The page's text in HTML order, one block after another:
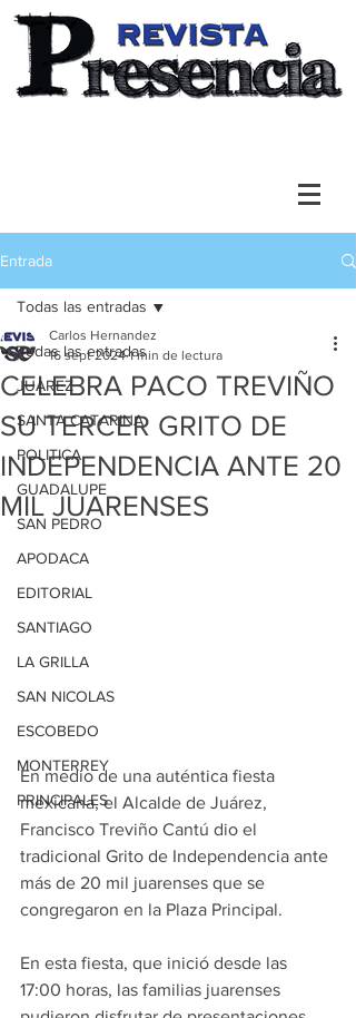
Entrada
Todas las entradas
JUAREZ
SANTA CATARINA
POLITICA
GUADALUPE
SAN PEDRO
APODACA
EDITORIAL
SANTIAGO
LA GRILLA
SAN NICOLAS
ESCOBEDO
MONTERREY
PRINCIPALES
Todas las entradas
CELEBRA PACO TREVIÑO
SU TERCER GRITO DE
INDEPENDENCIA ANTE 20
MIL JUARENSES
Carlos Hernandez
16 sept 2024 1 min de lectura
En medio de una auténtica fiesta
mexicana, el Alcalde de Juárez,
Francisco Treviño Cantú dio el
tradicional Grito de Independencia ante
más de 20 mil juarenses que se
congregaron en la Plaza Principal.
En esta fiesta, que inició desde las
17:00 horas, las familias juarenses